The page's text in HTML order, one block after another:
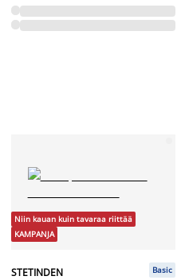
Niin kauan kuin tavaraa riittää
KAMPANJA
STETINDEN Basic